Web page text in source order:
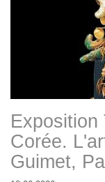
Exposition
Corée.
Guimet,